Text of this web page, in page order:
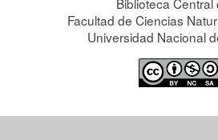
Biblioteca Central
Facultad de Ciencias
Universidad Nacional